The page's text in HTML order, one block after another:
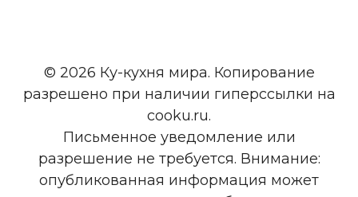
© 2026 Ку-кухня мира. Копирование
разрешено при наличии гиперссылки на
cooku.ru.
Письменное уведомление или
разрешение не требуется. Внимание:
опубликованная информация может